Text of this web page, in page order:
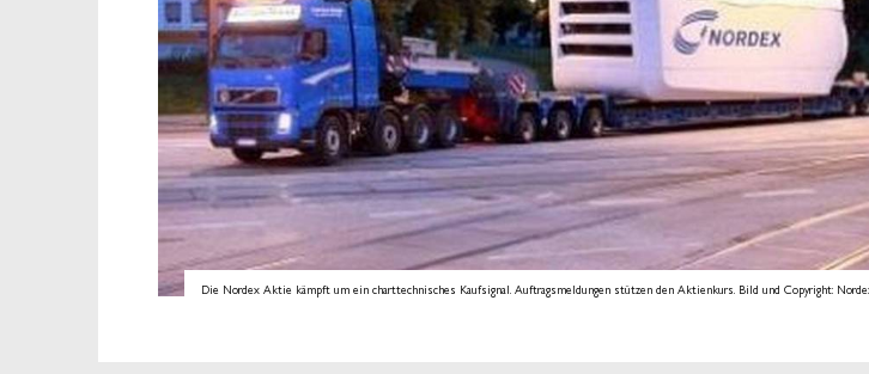
Die Nordex Aktie kämpft um ein charttechnisches Kaufsignal. Auftragsmeldungen stützen den Aktienkurs. Bild und Copyright: